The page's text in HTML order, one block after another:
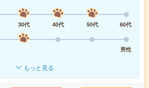
30代 40代 50代
60代
男性
もっと見る